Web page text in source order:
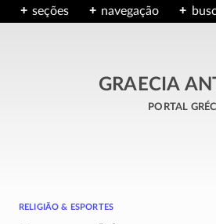
seções navegação
GRAECIA
portal
religião & esportes